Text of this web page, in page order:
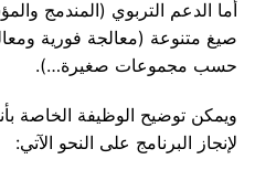
أما الدعم التربوي (المندمج
صيغ متنوعة (معالجة فورية
حسب مجموعات صغيرة…).
ويمكن توضيح الوظيفة الخاصة
لإنجاز البرنامج على النحو الآتي: